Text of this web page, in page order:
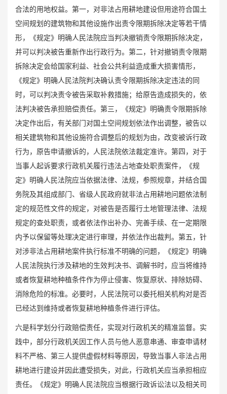
合法的用地权益。第一，对非法占用耕地建设但用途符合国土
空间规划的建筑物和其他设施作出责令限期拆除决定等若干情
形，《规定》明确人民法院应当判决撤销责令限期拆除决定，
并可以判决被告重新作出行政行为。第二，针对撤销责令限期
拆除决定会给国家利益、社会公共利益造成重大损害情形，
《规定》明确人民法院判决确认责令限期拆除决定违法的同
时，可以判决责令被告采取补救措施；给原告造成损失的，依
法判决被告承担赔偿责任。第三，《规定》明确责令限期拆除
决定作出后，有关部门对国土空间规划依法作出调整，被告以
相关建筑物和其他设施符合调整后的规划为由，改变被诉行政
行为，原告申请撤诉的，人民法院依法裁定准许。第四，对于
当事人起诉要求行政机关履行违法占地查处职责案件，《规
定》明确人民法院应当依据法律、法规，参照规章，并结合国
务院及其组成部门、省级人民政府就非法占用耕地问题依法制
定的规范性文件的规定，对被告是否履行土地管理法律、法规
规定的查处职责，或者依法作出补办、完善手续、在一定期限
内予以保留等处理决定进行审理，并依法作出裁判。第五，针
对涉非法占用耕地案件执行标准不明确的问题，《规定》明确
人民法院执行涉及耕地的生效判决书、调解书时，应当将维持
或者恢复耕地种植条件作为停止侵害、恢复原状、排除妨碍、
消除危险的标准。必要时，人民法院可以委托相关机构对是否
已经达到维持或者恢复耕地种植条件进行评估。
六是科学划分行政赔偿责任，实现对行政机关的精准监督。实
践中，部分行政机关因工作人员与他人恶意串通、审查申请材
料不严格、第三人提供虚假材料等原因，导致当事人非法占用
耕地进行建设并因此遭受损失，对此，行政机关应当承担相应
责任。《规定》明确人民法院应当根据行政诉讼法以及相关司